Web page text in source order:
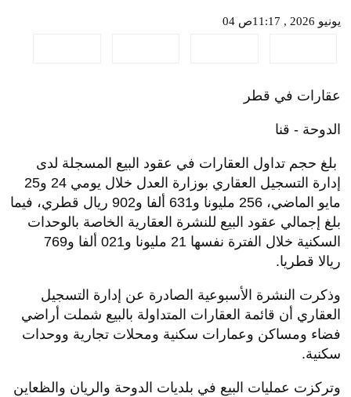
04 يونيو 2026 , 11:17ص
عقارات في قطر
الدوحة - قنا
بلغ حجم تداول العقارات في عقود البيع المسجلة لدى
إدارة التسجيل العقاري بوزارة العدل خلال يومي 24 و25
مايو الماضي، 256 مليونا و631 ألفا و902 ريال قطري، فيما
بلغ إجمالي عقود البيع للنشرة العقارية الخاصة بالوحدات
السكنية خلال الفترة نفسها 21 مليونا و021 ألفا و769
ريالا قطريا.
وذكرت النشرة الأسبوعية الصادرة عن إدارة التسجيل
العقاري أن قائمة العقارات المتداولة بالبيع شملت أراضي
فضاء ومساكن وعمارات سكنية ومحلات تجارية ووحدات
سكنية.
وتركزت عمليات البيع في بلديات الدوحة والريان والظعاين